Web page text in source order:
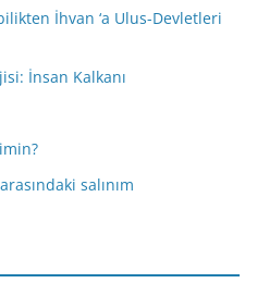
İhvan ‘a Ulus-Devletleri
İnsan Kalkanı
salınım